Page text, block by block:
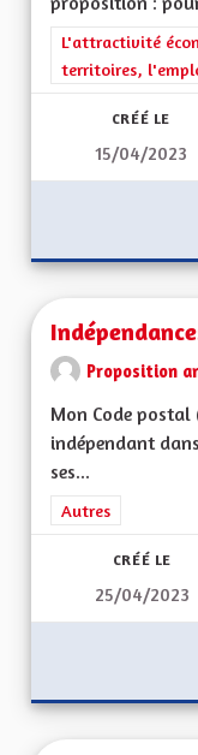
Filtrer les
L'attractivité
territoires,
CRÉÉ LE
15/04/2023
Proposition
Mon Code
indépendant
ses...
Filtrer les
Autres
CRÉÉ LE
25/04/2023